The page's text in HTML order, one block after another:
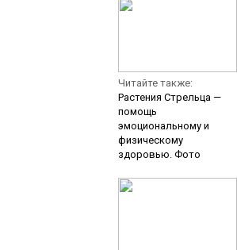
Читайте также:
Растения Стрельца —
помощь
эмоциональному и
физическому
здоровью. Фото